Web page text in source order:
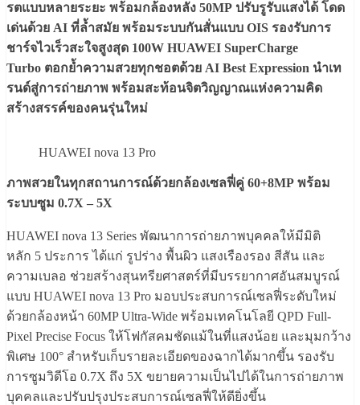
รตแบบหลายระยะ พร้อมกล้องหลัง 50MP ปรับรูรับแสงได้ โดด
เด่นด้วย AI ที่ล้ำสมัย พร้อมระบบกันสั่นแบบ OIS รองรับการ
ชาร์จไวเร็วสะใจสูงสุด 100W HUAWEI SuperCharge
Turbo ตอกยํ้าความสวยทุกชอตด้วย AI Best Expression นำเท
รนด์สู่การถ่ายภาพ พร้อมสะท้อนจิตวิญญาณแห่งความคิด
สร้างสรรค์ของคนรุ่นใหม่
HUAWEI nova 13 Pro
ภาพสวยในทุกสถานการณ์ด้วยกล้องเซลฟี่คู่ 60+8MP พร้อม
ระบบซูม 0.7X – 5X
HUAWEI nova 13 Series พัฒนาการถ่ายภาพบุคคลให้มีมิติ
หลัก 5 ประการ ได้แก่ รูปร่าง พื้นผิว แสงเรืองรอง สีสัน และ
ความเบลอ ช่วยสร้างสุนทรียศาสตร์ที่มีบรรยากาศอันสมบูรณ์
แบบ HUAWEI nova 13 Pro มอบประสบการณ์เซลฟี่ระดับใหม่
ด้วยกล้องหน้า 60MP Ultra-Wide พร้อมเทคโนโลยี QPD Full-
Pixel Precise Focus ให้โฟกัสคมชัดแม้ในที่แสงน้อย และมุมกว้าง
พิเศษ 100° สำหรับเก็บรายละเอียดของฉากได้มากขึ้น รองรับ
การซูมวิดีโอ 0.7X ถึง 5X ขยายความเป็นไปได้ในการถ่ายภาพ
บุคคลและปรับปรุงประสบการณ์เซลฟี่ให้ดียิ่งขึ้น